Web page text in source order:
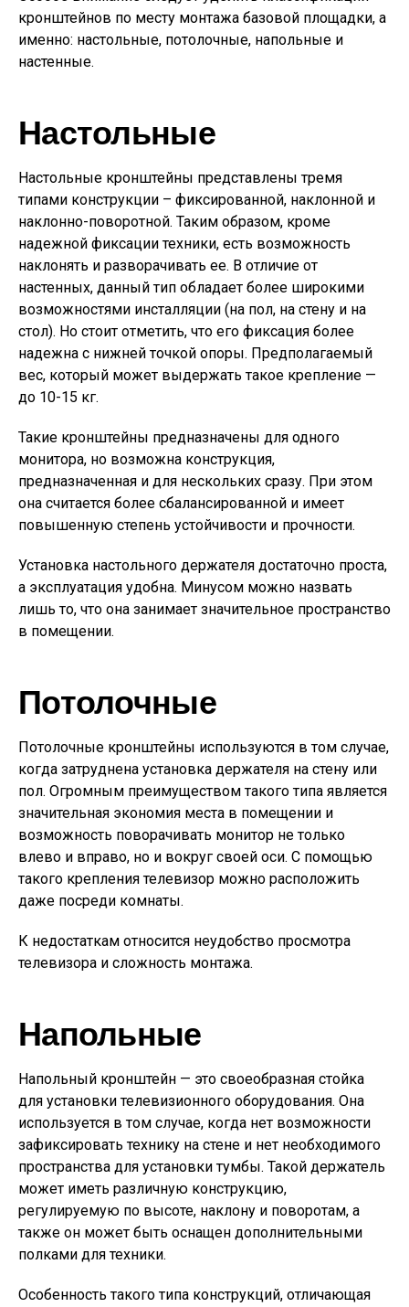
кронштейнов по месту монтажа базовой площадки, а
именно: настольные, потолочные, напольные и
настенные.
Настольные
Настольные кронштейны представлены тремя
типами конструкции – фиксированной, наклонной и
наклонно-поворотной. Таким образом, кроме
надежной фиксации техники, есть возможность
наклонять и разворачивать ее. В отличие от
настенных, данный тип обладает более широкими
возможностями инсталляции (на пол, на стену и на
стол). Но стоит отметить, что его фиксация более
надежна с нижней точкой опоры. Предполагаемый
вес, который может выдержать такое крепление —
до 10-15 кг.
Такие кронштейны предназначены для одного
монитора, но возможна конструкция,
предназначенная и для нескольких сразу. При этом
она считается более сбалансированной и имеет
повышенную степень устойчивости и прочности.
Установка настольного держателя достаточно проста,
а эксплуатация удобна. Минусом можно назвать
лишь то, что она занимает значительное пространство
в помещении.
Потолочные
Потолочные кронштейны используются в том случае,
когда затруднена установка держателя на стену или
пол. Огромным преимуществом такого типа является
значительная экономия места в помещении и
возможность поворачивать монитор не только
влево и вправо, но и вокруг своей оси. С помощью
такого крепления телевизор можно расположить
даже посреди комнаты.
К недостаткам относится неудобство просмотра
телевизора и сложность монтажа.
Напольные
Напольный кронштейн — это своеобразная стойка
для установки телевизионного оборудования. Она
используется в том случае, когда нет возможности
зафиксировать технику на стене и нет необходимого
пространства для установки тумбы. Такой держатель
может иметь различную конструкцию,
регулируемую по высоте, наклону и поворотам, а
также он может быть оснащен дополнительными
полками для техники.
Особенность такого типа конструкций, отличающая